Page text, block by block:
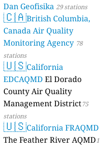
Dan Geofisika 29 stations
🇨🇦British Columbia,
Canada Air Quality
Monitoring Agency 78
stations
🇺🇸California
EDCAQMD El Dorado
County Air Quality
Management District75
stations
🇺🇸California FRAQMD
The Feather River AQMD 1